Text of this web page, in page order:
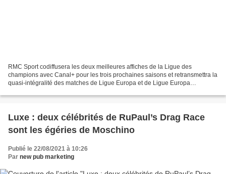
RMC Sport codiffusera les deux meilleures affiches de la Ligue des
champions avec Canal+ pour les trois prochaines saisons et retransmettra la
quasi-intégralité des matches de Ligue Europa et de Ligue Europa
Luxe : deux célébrités de RuPaul’s Drag Race
sont les égéries de Moschino
Publié le 22/08/2021 à 10:26
Par new pub marketing